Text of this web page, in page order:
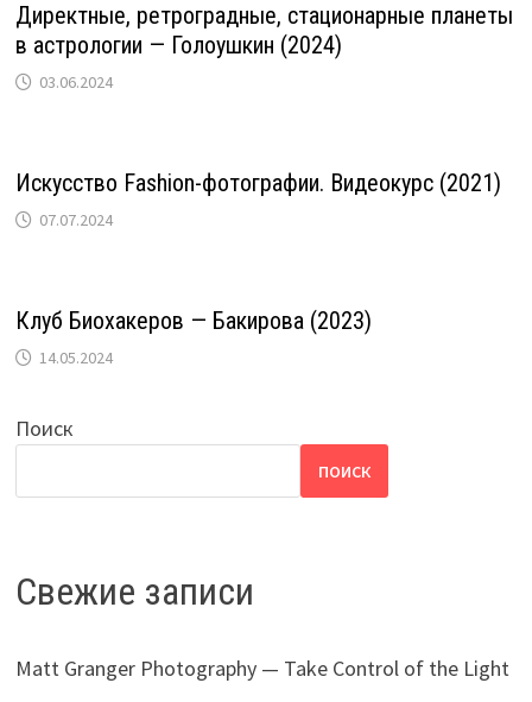
Директные, ретроградные, стационарные планеты
в астрологии — Голоушкин (2024)
03.06.2024
Искусство Fashion-фотографии. Видеокурс (2021)
07.07.2024
Клуб Биохакеров — Бакирова (2023)
14.05.2024
Поиск
ПОИСК
Свежие записи
Matt Granger Photography — Take Control of the Light